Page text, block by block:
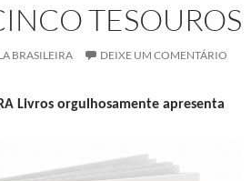
TESOUROS
BRASILEIRA DEIXE UM COMENTÁRIO
Livros orgulhosamente apresenta